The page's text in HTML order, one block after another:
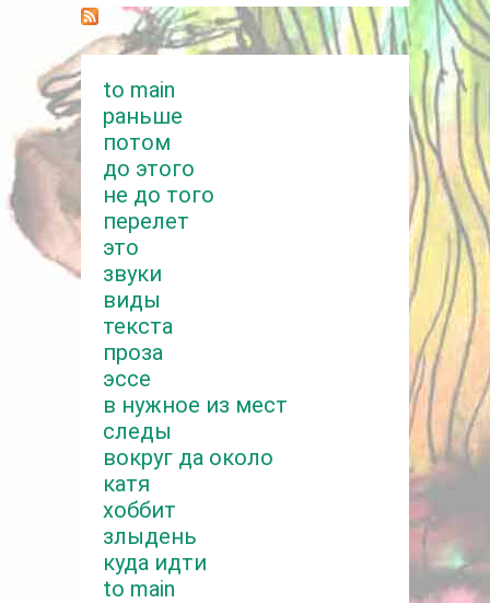
to main
раньше
потом
до этого
не до того
перелет
это
звуки
виды
текста
проза
эссе
в нужное из мест
следы
вокруг да около
катя
хоббит
злыдень
куда идти
to main